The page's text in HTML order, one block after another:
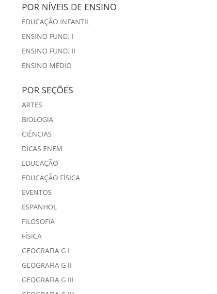
POR NÍVEIS DE ENSINO
EDUCAÇÃO INFANTIL
ENSINO FUND. I
ENSINO FUND. II
ENSINO MÉDIO
POR SEÇÕES
ARTES
BIOLOGIA
CIÊNCIAS
DICAS ENEM
EDUCAÇÃO
EDUCAÇÃO FÍSICA
EVENTOS
ESPANHOL
FILOSOFIA
FÍSICA
GEOGRAFIA G I
GEOGRAFIA G II
GEOGRAFIA G III